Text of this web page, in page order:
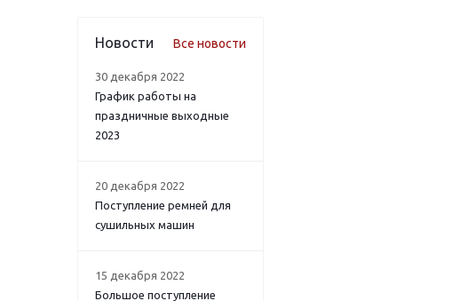
Новости Все новости
30 декабря 2022
График работы на
праздничные выходные
2023
20 декабря 2022
Поступление ремней для
сушильных машин
15 декабря 2022
Большое поступление